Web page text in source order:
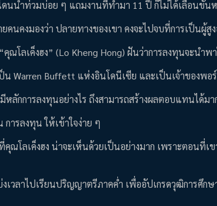
นน้ำท่วมบ่อย ๆ แถมงานที่ทำมา 11 ปี ก็ไม่ได้เลื่อนขั้น
คนคงมองว่า ปลายทางของเขา คงจะไปจบที่การเป็นผู้
ณโลเค็งฮง” (Lo Kheng Hong) ฝันว่าการลงทุนจะนำพ
น Warren Buffett แห่งอินโดนีเซีย และเป็นเจ้าของพ
หลักการลงทุนอย่างไร ถึงสามารถสร้างผลตอบแทนได้ม
การลงทุน ให้เข้าใจง่าย ๆ
ณโลเค็งฮง น่าจะเห็นด้วยเป็นอย่างมาก เพราะตอนที่เ
วลาไปเรียนปริญญาตรีภาคค่ำ เพื่ออัปเกรดวุฒิการศึก